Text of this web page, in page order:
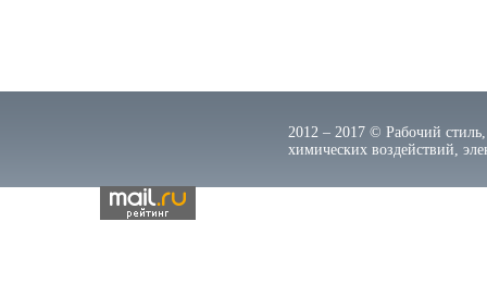
2012 – 2017 © Рабочий
химических воздействий,